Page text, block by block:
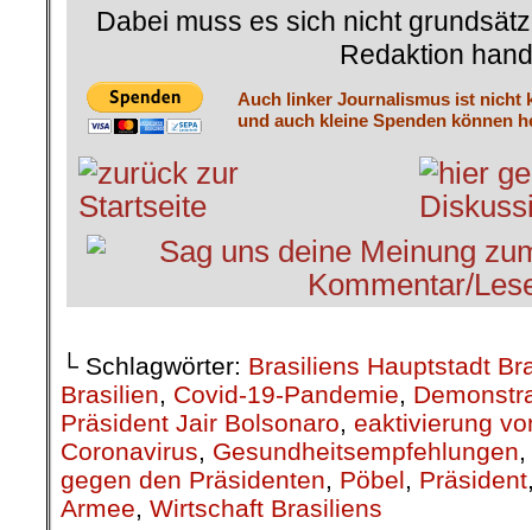
Dabei muss es sich nicht
Redaktion
Auch linker Journalismus ist nicht
und auch kleine Spenden können
└ Schlagwörter: Brasiliens Hauptstadt
Brasilien, Covid-19-Pandemie,
Präsident Jair Bolsonaro, eaktivierung
Coronavirus, Gesundheitsempfehlungen,
gegen den Präsidenten, Pöbel, Präsident
Armee, Wirtschaft Brasiliens